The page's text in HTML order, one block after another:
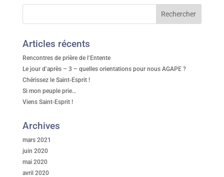
Articles récents
Rencontres de prière de l’Entente
Le jour d’après – 3 – quelles orientations pour nous AGAPE ?
Chérissez le Saint-Esprit !
Si mon peuple prie…
Viens Saint-Esprit !
Archives
mars 2021
juin 2020
mai 2020
avril 2020